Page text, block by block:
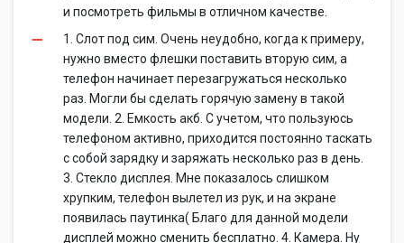
и посмотреть фильмы в отличном качестве.
1. Слот под сим. Очень неудобно, когда к примеру,
нужно вместо флешки поставить вторую сим, а
телефон начинает перезагружаться несколько
раз. Могли бы сделать горячую замену в такой
модели. 2. Емкость акб. С учетом, что пользуюсь
телефоном активно, приходится постоянно таскать
с собой зарядку и заряжать несколько раз в день.
3. Стекло дисплея. Мне показалось слишком
хрупким, телефон вылетел из рук, и на экране
появилась паутинка( Благо для данной модели
дисплей можно сменить бесплатно. 4. Камера. Ну